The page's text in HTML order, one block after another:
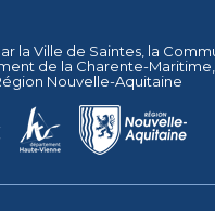
la Ville de Saintes , la
de la Charente-Maritime
Nouvelle-Aquitaine